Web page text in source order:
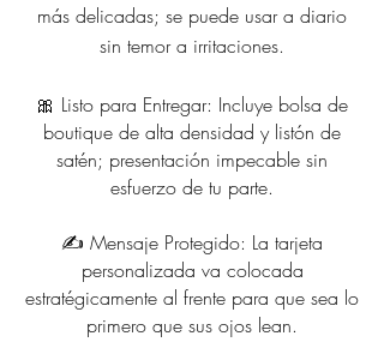
más delicadas; se puede usar a diario
sin temor a irritaciones.
🎀 Listo para Entregar: Incluye bolsa de
boutique de alta densidad y listón de
satén; presentación impecable sin
esfuerzo de tu parte.
✍️ Mensaje Protegido: La tarjeta
personalizada va colocada
estratégicamente al frente para que sea lo
primero que sus ojos lean.